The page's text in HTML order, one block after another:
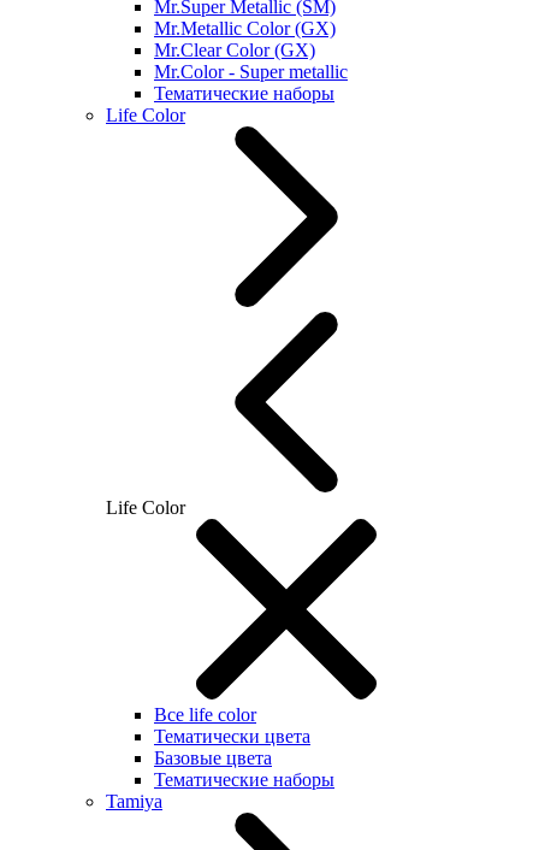
Mr.Super Metallic (SM)
Mr.Metallic Color (GX)
Mr.Clear Color (GX)
Mr.Color - Super metallic
Тематические наборы
Life Color
Life Color
Все life color
Тематически цвета
Базовые цвета
Тематические наборы
Tamiya